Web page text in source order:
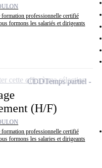
formation professionnelle certifié
formons les salariés et dirigeants
(H/F)
formation professionnelle certifié
formons les salaries et dirigeants
CDDTemps partiel
cette offre à ma sélection